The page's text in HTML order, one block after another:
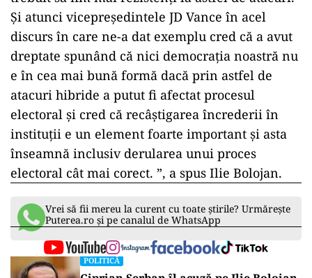
Și atunci vicepreședintele JD Vance în acel
discurs în care ne-a dat exemplu cred că a avut
dreptate spunând că nici democrația noastră nu
e în cea mai bună formă dacă prin astfel de
atacuri hibride a putut fi afectat procesul
electoral și cred că recâștigarea încrederii în
instituții e un element foarte important și asta
înseamnă inclusiv derularea unui proces
electoral cât mai corect. ”, a spus Ilie Bolojan.
Vrei să fii mereu la curent cu toate știrile? Urmărește
Puterea.ro și pe canalul de WhatsApp
POLITICĂ